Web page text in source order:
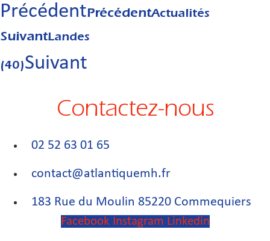
PrécédentPrécédentActualités
SuivantLandes
(40)Suivant
Contactez-nous
02 52 63 01 65
contact@atlantiquemh.fr
183 Rue du Moulin 85220 Commequiers
Facebook Instagram Linkedin